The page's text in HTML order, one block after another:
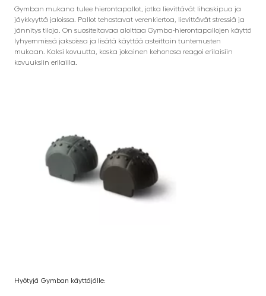
Gymban mukana tulee hierontapallot, jotka lievittävät lihaskipua ja
jäykkyyttä jaloissa. Pallot tehostavat verenkiertoa, lievittävät stressiä ja
jännitys tiloja. On suositeltavaa aloittaa Gymba-hierontapallojen käyttö
lyhyemmissä jaksoissa ja lisätä käyttöä asteittain tuntemusten
mukaan. Kaksi kovuutta, koska jokainen kehonosa reagoi erilaisiin
kovuuksiin erilailla.
Hyötyjä Gymban käyttäjälle: